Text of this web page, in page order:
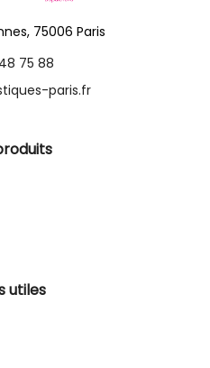
75006 Paris
75 88
paris.fr
utiles